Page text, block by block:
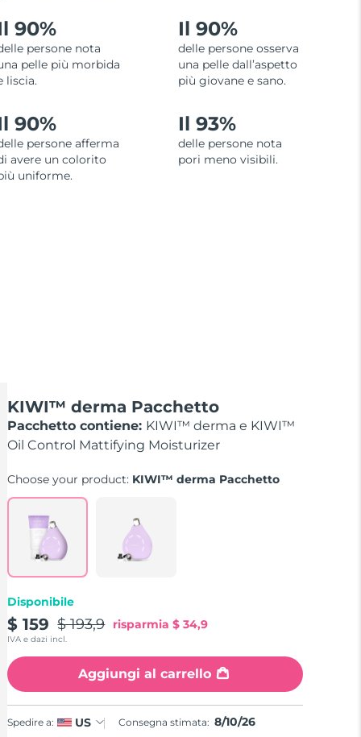
90%
persone nota
pelle più morbida
liscia.
Il 90%
delle persone osserva
una pelle dall’aspetto
più giovane e sano.
90%
persone afferma
avere un colorito
uniforme.
Il 93%
delle persone nota
pori meno visibili.
KIWI™ derma Pacchetto
Pacchetto contiene: KIWI™ derma e KIWI™
Oil Control Mattifying Moisturizer
Choose your product: KIWI™ derma Pacchetto
Disponibile
$ 159 $ 193,9 risparmia $ 34,9
IVA e dazi incl.
Aggiungi al carrello
Spedire a: US Consegna stimata: 8/10/26